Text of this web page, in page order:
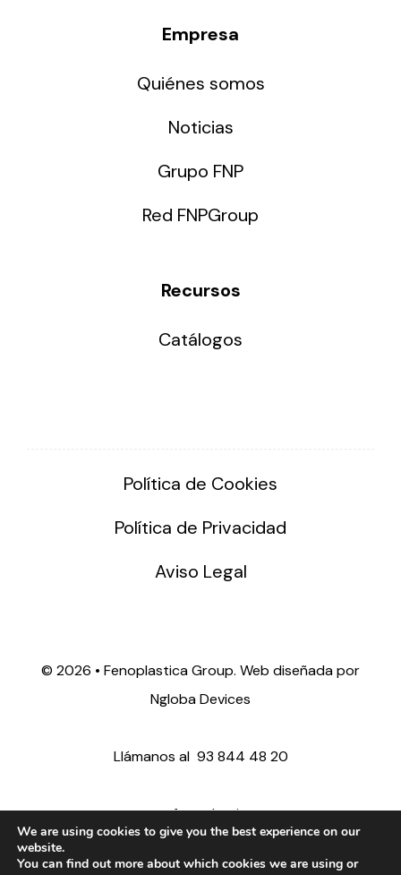
Empresa
Quiénes somos
Noticias
Grupo FNP
Red FNPGroup
Recursos
Catálogos
Política de Cookies
Política de Privacidad
Aviso Legal
© 2026 • Fenoplastica Group. Web diseñada por
Ngloba Devices
Llámanos al 93 844 48 20
ventas@fenoplastica.com
export@fenoplastica.com
We are using cookies to give you the best experience on our
website.
You can find out more about which cookies we are using or